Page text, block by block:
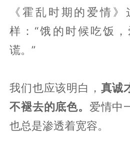
《霍乱时期的爱情
样：“饿的时候吃饭
谎。”‍‍‍‍
我们也应该明白， 真诚
不褪去的底色。 爱情中
也总是渗透着宽容。